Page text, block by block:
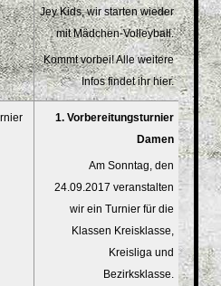
Jey Kids, wir starten wieder
mit Mädchen-Volleyball.
Kommt vorbei! Alle weitere
Infos findet ihr hier.
1. Vorbereitungsturnier
Damen
Am Sonntag, den
24.09.2017 veranstalten
wir ein Turnier für die
Klassen Kreisklasse,
Kreisliga und
Bezirksklasse.